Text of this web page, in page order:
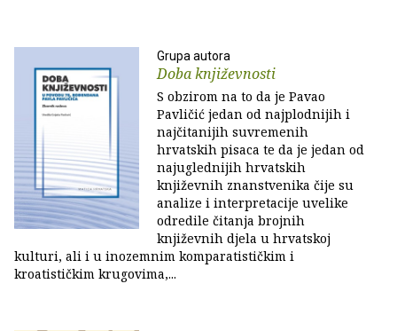
Grupa autora
Doba književnosti
S obzirom na to da je Pavao
Pavličić jedan od najplodnijih i
najčitanijih suvremenih
hrvatskih pisaca te da je jedan od
najuglednijih hrvatskih
književnih znanstvenika čije su
analize i interpretacije uvelike
odredile čitanja brojnih
književnih djela u hrvatskoj
kulturi, ali i u inozemnim komparatističkim i
kroatističkim krugovima,...